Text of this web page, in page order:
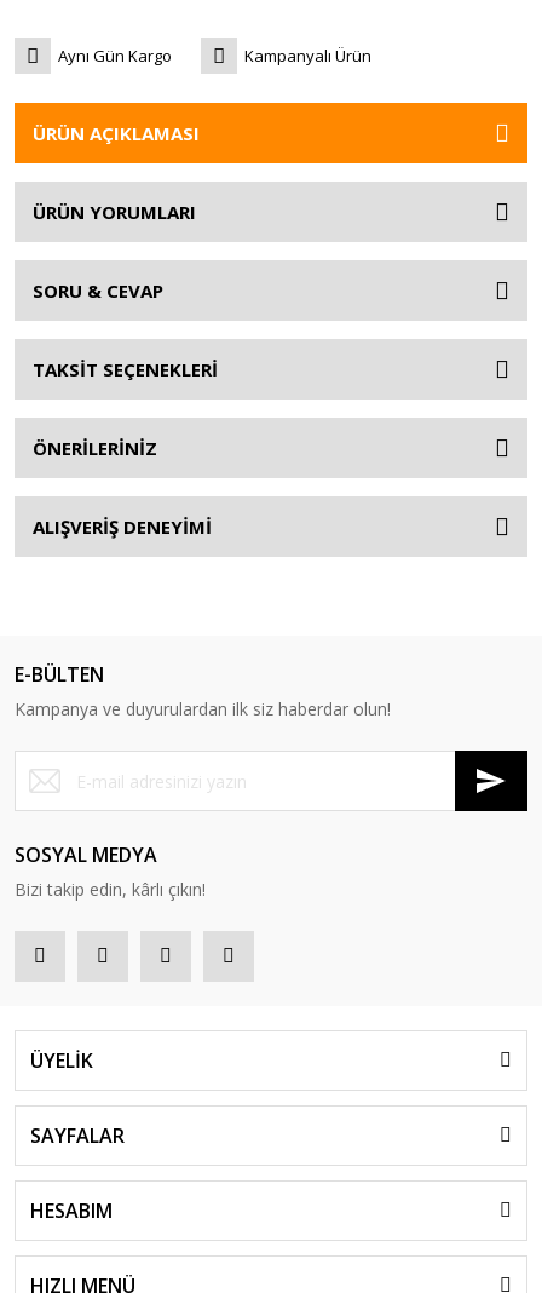
Aynı Gün Kargo Kampanyalı Ürün
ÜRÜN AÇIKLAMASI
ÜRÜN YORUMLARI
SORU & CEVAP
TAKSİT SEÇENEKLERİ
ÖNERİLERİNİZ
ALIŞVERİŞ DENEYİMİ
E-BÜLTEN
Kampanya ve duyurulardan ilk siz haberdar olun!
SOSYAL MEDYA
Bizi takip edin, kârlı çıkın!
ÜYELİK
SAYFALAR
HESABIM
HIZLI MENÜ